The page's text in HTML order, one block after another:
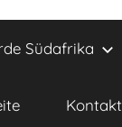
Südafrika
Kontakt